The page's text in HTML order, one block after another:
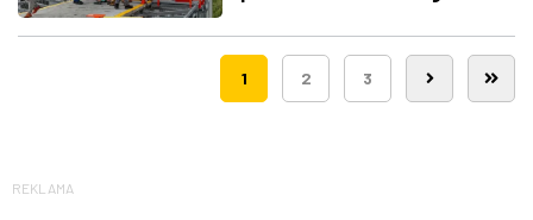
śmigłowców LPR
1 2 3
REKLAMA